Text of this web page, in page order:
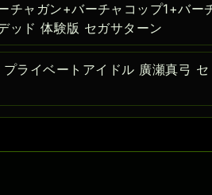
チャガン+バーチャコップ1+バー
ッド 体験版 セガサターン
ライベートアイドル 廣瀬真弓 セ